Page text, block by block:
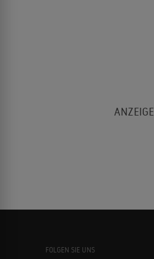
FOLGEN SIE UNS